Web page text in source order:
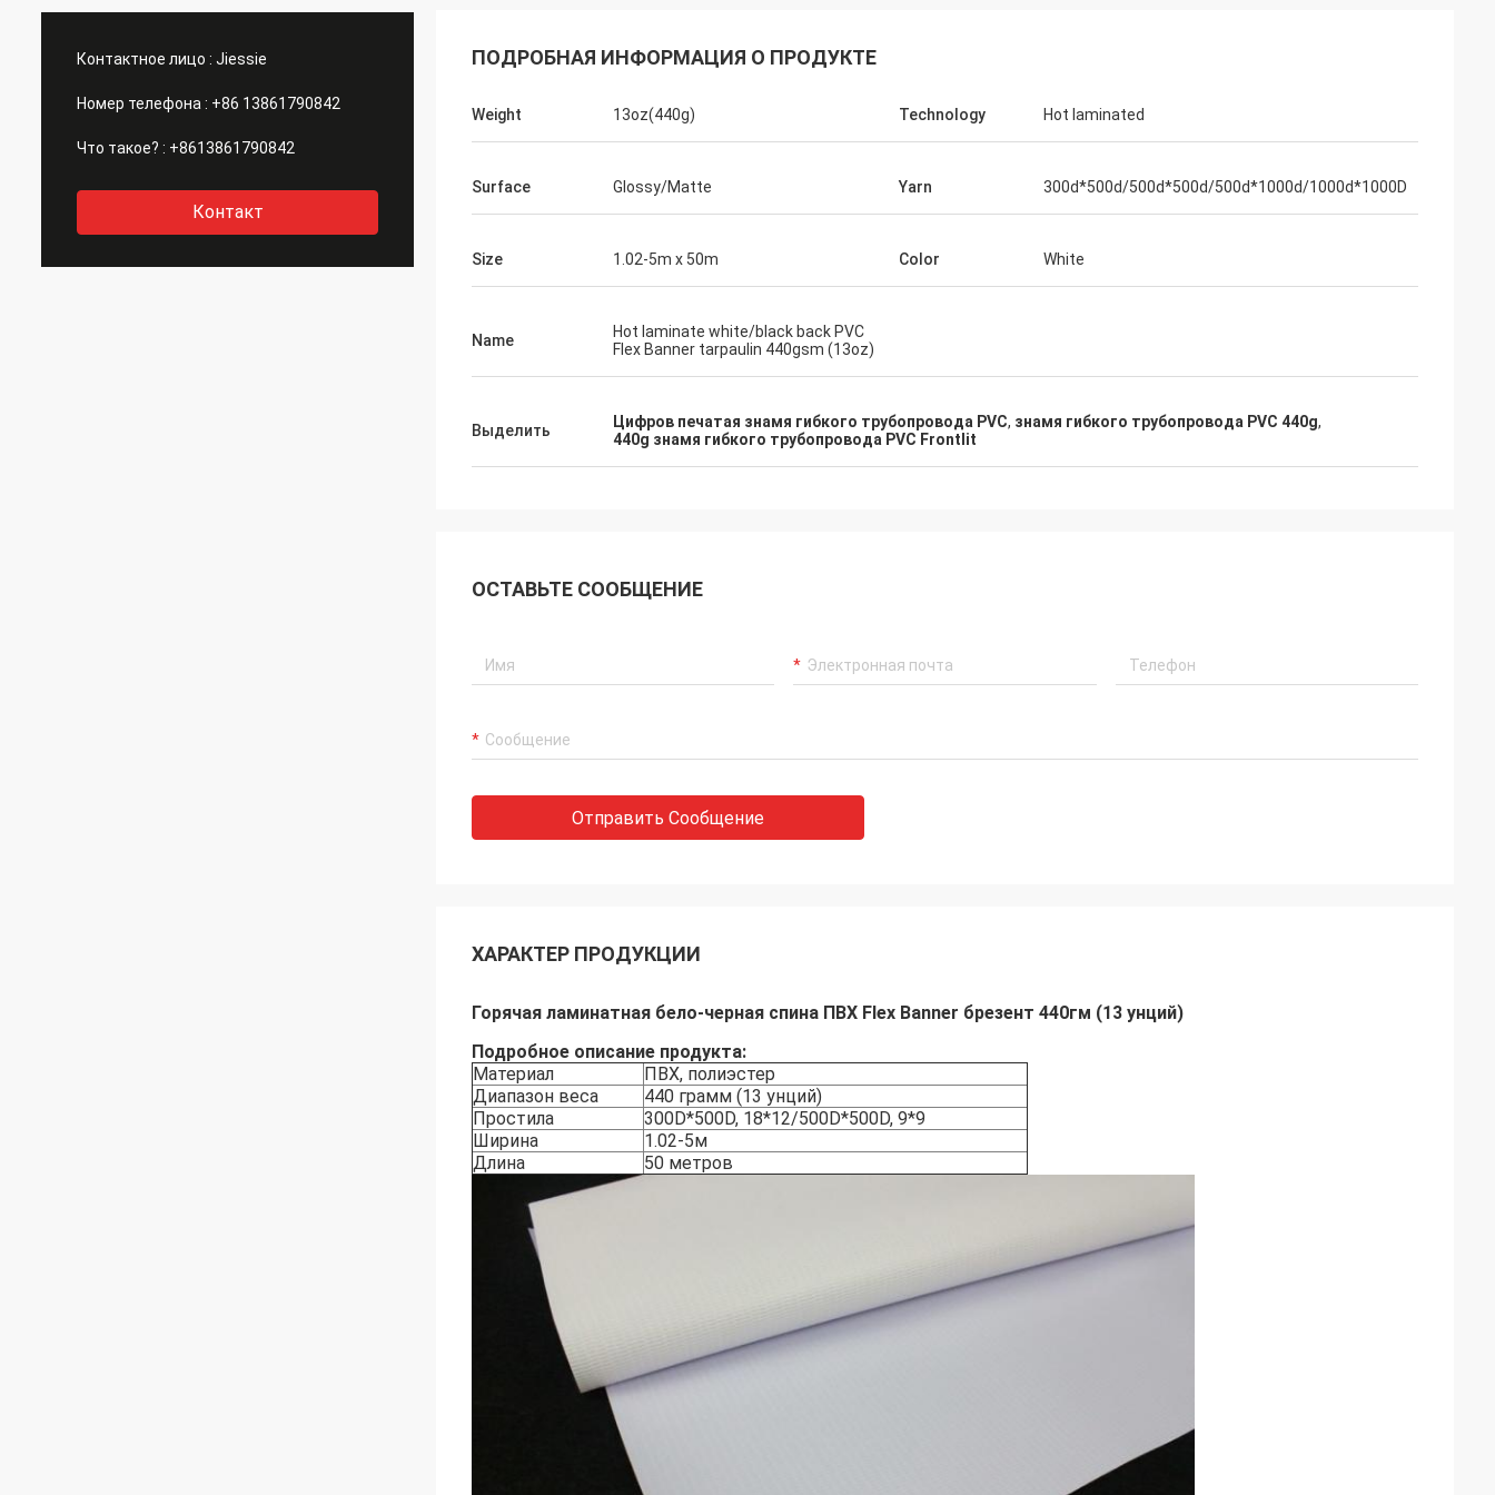
Контактное лицо : Jiessie
Номер телефона : +86 13861790842
Что такое? : +8613861790842
Контакт
ПОДРОБНАЯ ИНФОРМАЦИЯ О ПРОДУКТЕ
Weight 13oz(440g) Technology Hot laminated
Surface Glossy/Matte Yarn 300d*500d/500d*500d/500d*1000d/1000d*1000D
Size 1.02-5m x 50m Color White
Name
Hot laminate white/black back PVC
Flex Banner tarpaulin 440gsm (13oz)
Выделить Цифров печатая знамя гибкого трубопровода PVC, знамя гибкого трубопровода PVC 440g,
440g знамя гибкого трубопровода PVC Frontlit
ОСТАВЬТЕ СООБЩЕНИЕ
Отправить Сообщение
ХАРАКТЕР ПРОДУКЦИИ
Горячая ламинатная бело-черная спина ПВХ Flex Banner брезент 440гм (13 унций)
Подробное описание продукта:
Материал
ПВХ, полиэстер
Диапазон веса
440 грамм (13 унций)
Простила
300D*500D, 18*12/500D*500D, 9*9
Ширина
1.02-5м
Длина
50 метров